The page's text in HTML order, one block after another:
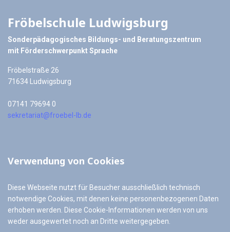
Fröbelschule Ludwigsburg
Sonderpädagogisches Bildungs- und Beratungszentrum
mit Förderschwerpunkt Sprache
Fröbelstraße 26
71634 Ludwigsburg
07141 79694 0
sekretariat@froebel-lb.de
Verwendung von Cookies
Diese Webseite nutzt für Besucher ausschließlich technisch
notwendige Cookies, mit denen keine personenbezogenen Daten
erhoben werden. Diese Cookie-Informationen werden von uns
weder ausgewertet noch an Dritte weitergegeben.